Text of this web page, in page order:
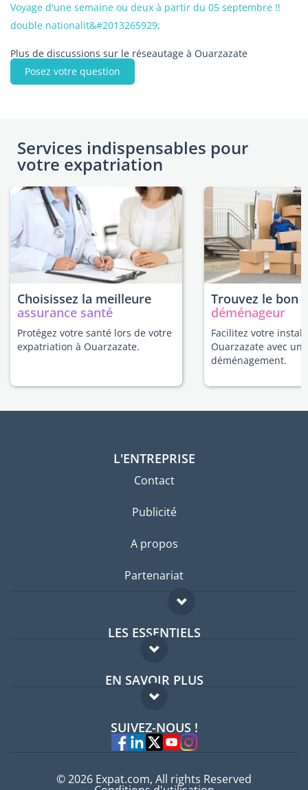
Voyage d'une semaine ou deux à partir du 05 septembre !!
double nationalit&#2013265929;
Plus de discussions sur le réseautage à Ouarzazate
Posez votre question
Services indispensables pour
votre expatriation
Choisissez la meilleure
assurance santé
Protégez votre santé lors de votre
expatriation à Ouarzazate.
Trouvez le bon
déménageur
Facilitez votre
Ouarzazate avec un
déménagement.
L'ENTREPRISE
Contact
Publicité
A propos
Partenariat
LES ESSENTIELS
Forum expatriés
Guides pays
EN SAVOIR PLUS
FAQ
Experts
SUIVEZ-NOUS !
© 2026 Expat.com, All rights Reserved